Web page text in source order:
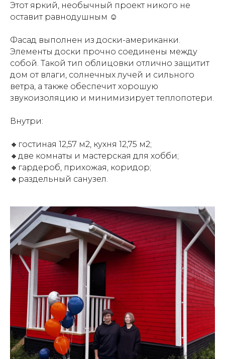
Этот яркий, необычный проект никого не
оставит равнодушным ☺
Фасад выполнен из доски-американки.
Элементы доски прочно соединены между
собой. Такой тип облицовки отлично защитит
дом от влаги, солнечных лучей и сильного
ветра, а также обеспечит хорошую
звукоизоляцию и минимизирует теплопотери.
Внутри:
🔸гостиная 12,57 м2, кухня 12,75 м2;
🔸две комнаты и мастерская для хобби;
🔸гардероб, прихожая, коридор;
🔸раздельный санузел.